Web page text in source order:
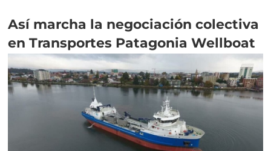
Así marcha la negociación colectiva
en Transportes Patagonia Wellboat